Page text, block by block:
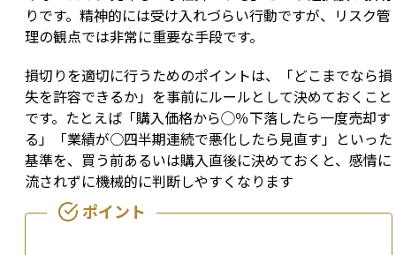
りです。精神的には受け入れづらい行動ですが、リスク管
理の観点では非常に重要な手段です。
損切りを適切に行うためのポイントは、「どこまでなら損
失を許容できるか」を事前にルールとして決めておくこと
です。たとえば「購入価格から◯％下落したら一度売却す
る」「業績が○四半期連続で悪化したら見直す」といった
基準を、買う前あるいは購入直後に決めておくと、感情に
流されずに機械的に判断しやすくなります